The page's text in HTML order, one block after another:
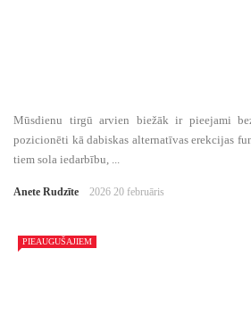
Mūsdienu tirgū arvien biežāk ir pieejami
pozicionēti kā dabiskas alternatīvas erekcijas
tiem sola iedarbību, ...
Anete Rudzīte 2026 20 februāris
PIEAUGUŠAJIEM